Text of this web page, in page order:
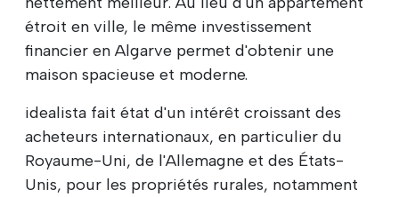
étroit en ville, le même investissement
financier en Algarve permet d'obtenir une
maison spacieuse et moderne.
idealista fait état d'un intérêt croissant des
acheteurs internationaux, en particulier du
Royaume-Uni, de l'Allemagne et des États-
Unis, pour les propriétés rurales, notamment